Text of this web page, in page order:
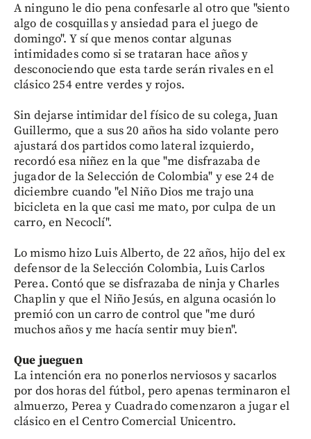
A ninguno le dio pena confesarle al otro que "siento
algo de cosquillas y ansiedad para el juego de
domingo". Y sí que menos contar algunas
intimidades como si se trataran hace años y
desconociendo que esta tarde serán rivales en el
clásico 254 entre verdes y rojos.
Sin dejarse intimidar del físico de su colega, Juan
Guillermo, que a sus 20 años ha sido volante pero
ajustará dos partidos como lateral izquierdo,
recordó esa niñez en la que "me disfrazaba de
jugador de la Selección de Colombia" y ese 24 de
diciembre cuando "el Niño Dios me trajo una
bicicleta en la que casi me mato, por culpa de un
carro, en Necoclí".
Lo mismo hizo Luis Alberto, de 22 años, hijo del ex
defensor de la Selección Colombia, Luis Carlos
Perea. Contó que se disfrazaba de ninja y Charles
Chaplin y que el Niño Jesús, en alguna ocasión lo
premió con un carro de control que "me duró
muchos años y me hacía sentir muy bien".
Que jueguen
La intención era no ponerlos nerviosos y sacarlos
por dos horas del fútbol, pero apenas terminaron el
almuerzo, Perea y Cuadrado comenzaron a jugar el
clásico en el Centro Comercial Unicentro.